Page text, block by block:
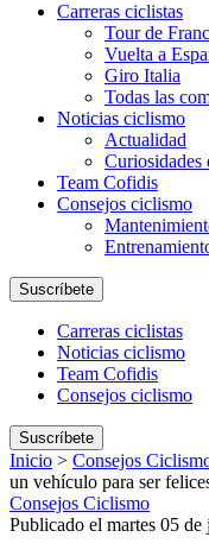
Carreras ciclistas
Tour de
Vuelta a
Giro Italia
Todas las
Noticias ciclismo
Actualidad
Curiosidades
Team Cofidis
Consejos ciclismo
Suscríbete
Carreras ciclistas
Noticias ciclismo
Team Cofidis
Consejos ciclismo
Suscríbete
Inicio > Consejos
un vehículo para ser
Consejos Ciclismo
Publicado el martes 05